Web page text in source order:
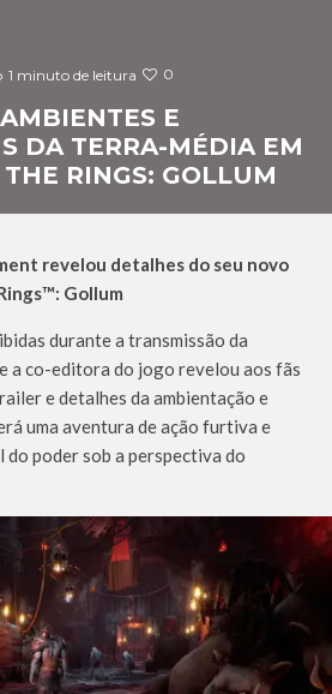
1 minuto de leitura 0
E
DA TERRA-MÉDIA EM
RINGS: GOLLUM
revelou detalhes do seu novo
Gollum
durante a transmissão da
a co-editora do jogo revelou aos fãs
e detalhes da ambientação e
uma aventura de ação furtiva e
poder sob a perspectiva do